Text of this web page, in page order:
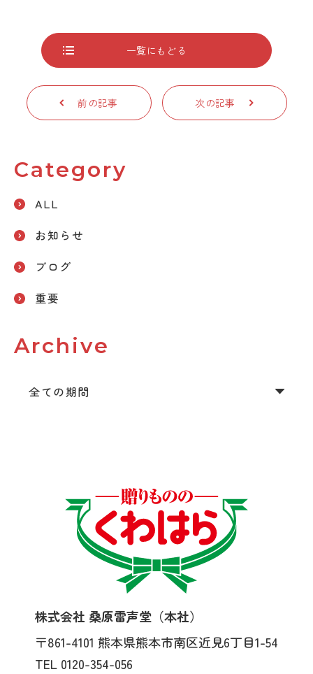
一覧にもどる
前の記事 次の記事
Category
ALL
お知らせ
ブログ
重要
Archive
株式会社 桑原雷声堂（本社）
〒861-4101 熊本県熊本市南区近見6丁目1-54
TEL 0120-354-056